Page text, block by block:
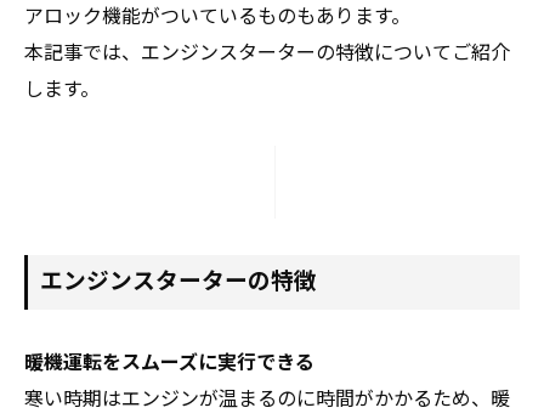
アロック機能がついているものもあります。
本記事では、エンジンスターターの特徴についてご紹介
します。
エンジンスターターの特徴
暖機運転をスムーズに実行できる
寒い時期はエンジンが温まるのに時間がかかるため、暖